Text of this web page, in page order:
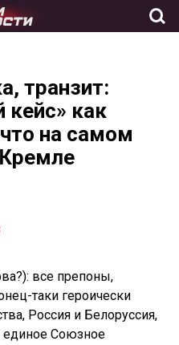
транзит:
кейс» как
на самом
все препоны,
таки героически
Россия и Белоруссия,
единое Союзное